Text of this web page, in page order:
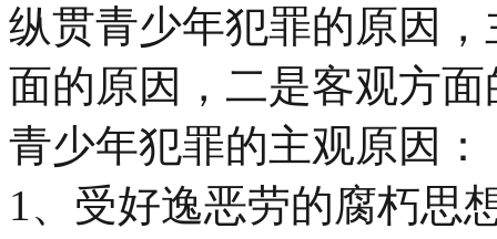
纵贯青少年犯罪的原因
面的原因，二是客观方
青少年犯罪的主观原因：
1、受好逸恶劳的腐朽思